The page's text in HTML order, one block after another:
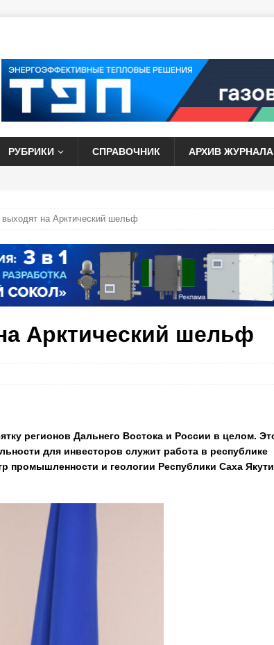
РУБРИКИ СПРАВОЧНИК АРХИВ ЖУРНАЛА
выходят на Арктический шельф
Арктический шельф
регионов Дальнего Востока и России в целом.
для инвесторов служит работа в республике
и геологии Республики Саха